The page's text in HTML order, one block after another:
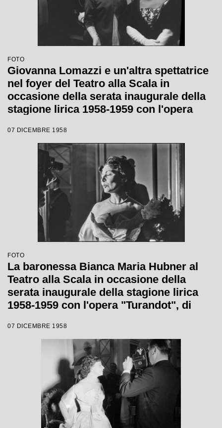
FOTO
Giovanna Lomazzi e un'altra spettatrice
nel foyer del Teatro alla Scala in
occasione della serata inaugurale della
stagione lirica 1958-1959 con l'opera
da Antonino Votto, con la regia di
Margherita Wallmann
07 DICEMBRE 1958
FOTO
La baronessa Bianca Maria Hubner al
Teatro alla Scala in occasione della
serata inaugurale della stagione lirica
1958-1959 con l'opera "Turandot", di
Votto con la regia di Margherita
07 DICEMBRE 1958